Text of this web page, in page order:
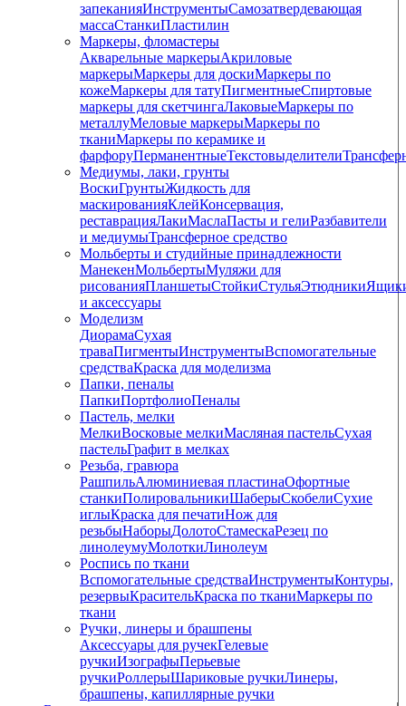
запеканияИнструментыСамозатвердевающая
массаСтанкиПластилин
Маркеры, фломастеры
Акварельные маркерыАкриловые
маркерыМаркеры для доскиМаркеры по
кожеМаркеры для татуПигментныеCпиртовые
маркеры для скетчингаЛаковыеМаркеры по
металлуМеловые маркерыМаркеры по
тканиМаркеры по керамике и
фарфоруПерманентныеТекстовыделители
Медиумы, лаки, грунты
ВоскиГрунтыЖидкость для
маскированияКлейКонсервация,
реставрацияЛакиМаслаПасты и гелиРазбавители
и медиумыТрансферное средство
Мольберты и студийные принадлежности
МанекенМольбертыМуляжи для
рисованияПланшетыСтойкиСтульяЭтюдники
и аксессуары
Моделизм
ДиорамаСухая
траваПигментыИнструментыВспомогательные
средстваКраска для моделизма
Папки, пеналы
ПапкиПортфолиоПеналы
Пастель, мелки
МелкиВосковые мелкиМасляная пастельСухая
пастельГрафит в мелках
Резьба, гравюра
РашпильАлюминиевая пластинаОфортные
станкиПолировальникиШаберыСкобелиСухие
иглыКраска для печатиНож для
резьбыНаборыДолотоСтамескаРезец по
линолеумуМолоткиЛинолеум
Роспись по ткани
Вспомогательные средстваИнструментыКонтуры,
резервыКрасительКраска по тканиМаркеры по
ткани
Ручки, линеры и брашпены
Аксессуары для ручекГелевые
ручкиИзографыПерьевые
ручкиРоллерыШариковые ручкиЛинеры,
брашпены, капиллярные ручки